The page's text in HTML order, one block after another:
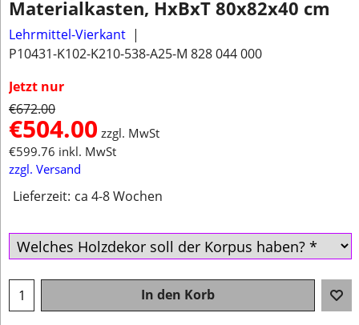
Materialkasten, HxBxT 80x82x40 cm
Lehrmittel-Vierkant
P10431-K102-K210-538-A25-M 828 044 000
Jetzt nur
€672.00
€504.00 zzgl. MwSt
€599.76 inkl. MwSt
zzgl. Versand
Lieferzeit: ca 4-8 Wochen
In den Korb